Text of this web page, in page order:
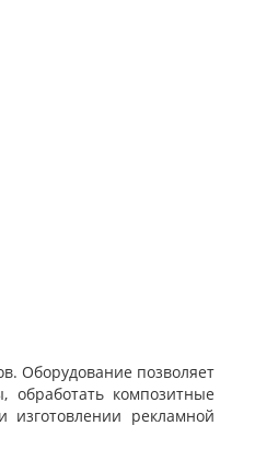
Оборудование позволяет
композитные
рекламной